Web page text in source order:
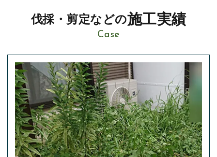
伐採・剪定などの施工実績
Case